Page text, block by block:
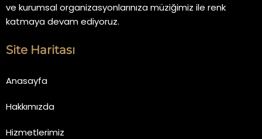
ve kurumsal organizasyonlarınıza müziğimiz ile renk
katmaya devam ediyoruz.
Site Haritası
Anasayfa
Hakkımızda
Hizmetlerimiz